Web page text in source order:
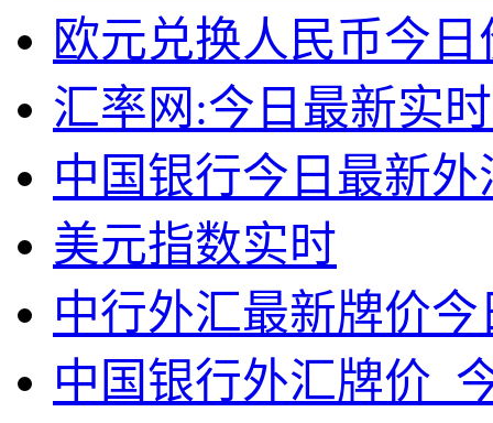
欧元兑换人民币今
汇率网:今日最新实
中国银行今日最新
美元指数实时
中行外汇最新牌价今
中国银行外汇牌价_